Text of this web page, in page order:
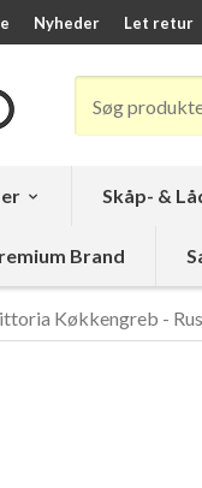
Nyheder Let retur
Skåp- &
Brand
Køkkengreb -